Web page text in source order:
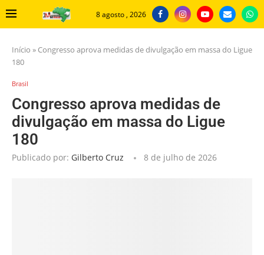
8 agosto , 2026
Início » Congresso aprova medidas de divulgação em massa do Ligue
180
Brasil
Congresso aprova medidas de
divulgação em massa do Ligue
180
Publicado por: Gilberto Cruz 8 de julho de 2026